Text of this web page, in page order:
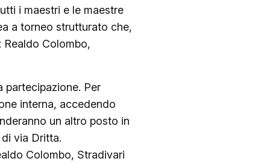
i maestri e le maestre
a torneo strutturato che,
Colombo,
partecipazione. Per
interna, accedendo
un altro posto in
via Dritta.
Colombo, Stradivari